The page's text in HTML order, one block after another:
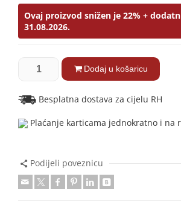
Ovaj proizvod snižen je 22% +
31.08.2026.
Dodaj u košaricu
Besplatna dostava za cijelu RH
Plaćanje karticama jednokratno i na
Podijeli poveznicu